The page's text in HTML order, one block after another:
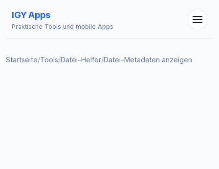
IGY Apps
Praktische Tools und mobile Apps
Startseite/Tools/Datei-Helfer/Datei-Metadaten anzeigen
Online — Fragen Sie mich